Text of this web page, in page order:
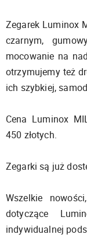
Zegarek Luminox
czarnym,
mocowanie na
otrzymujemy też
ich szybkiej,
Cena Luminox
450 złotych.
Zegarki są już
Wszelkie
dotyczące
indywidualnej